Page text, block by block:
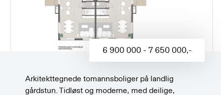
6 900 000 - 7 650 000,-
Arkitekttegnede tomannsboliger på landlig
gårdstun. Tidløst og moderne, med deilige,